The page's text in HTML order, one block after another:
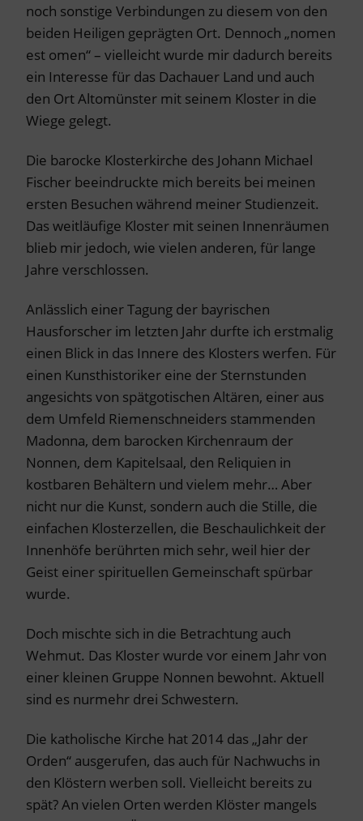
noch sonstige Verbindungen zu diesem von den
beiden Heiligen geprägten Ort. Dennoch „nomen
est omen“ – vielleicht wurde mir dadurch bereits
ein Interesse für das Dachauer Land und auch
den Ort Altomünster mit seinem Kloster in die
Wiege gelegt.
Die barocke Klosterkirche des Johann Michael
Fischer beeindruckte mich bereits bei meinen
ersten Besuchen während meiner Studienzeit.
Das weitläufige Kloster mit seinen Innenräumen
blieb mir jedoch, wie vielen anderen, für lange
Jahre verschlossen.
Anlässlich einer Tagung der bayrischen
Hausforscher im letzten Jahr durfte ich erstmalig
einen Blick in das Innere des Klosters werfen. Für
einen Kunsthistoriker eine der Sternstunden
angesichts von spätgotischen Altären, einer aus
dem Umfeld Riemenschneiders stammenden
Madonna, dem barocken Kirchenraum der
Nonnen, dem Kapitelsaal, den Reliquien in
kostbaren Behältern und vielem mehr… Aber
nicht nur die Kunst, sondern auch die Stille, die
einfachen Klosterzellen, die Beschaulichkeit der
Innenhöfe berührten mich sehr, weil hier der
Geist einer spirituellen Gemeinschaft spürbar
wurde.
Doch mischte sich in die Betrachtung auch
Wehmut. Das Kloster wurde vor einem Jahr von
einer kleinen Gruppe Nonnen bewohnt. Aktuell
sind es nurmehr drei Schwestern.
Die katholische Kirche hat 2014 das „Jahr der
Orden“ ausgerufen, das auch für Nachwuchs in
den Klöstern werben soll. Vielleicht bereits zu
spät? An vielen Orten werden Klöster mangels